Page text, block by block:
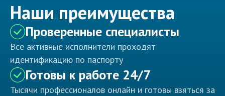
Наши преимущества
Проверенные специалисты
Все активные исполнители проходят
идентификацию по паспорту
Готовы к работе 24/7
Тысячи профессионалов онлайн и готовы взяться за